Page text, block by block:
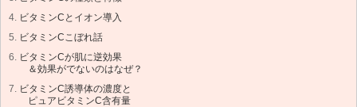
ビタミンCとイオン導入
ビタミンCこぼれ話
ビタミンCが肌に逆効果
＆効果がでないのはなぜ？
ビタミンC誘導体の濃度と
ピュアビタミンC含有量